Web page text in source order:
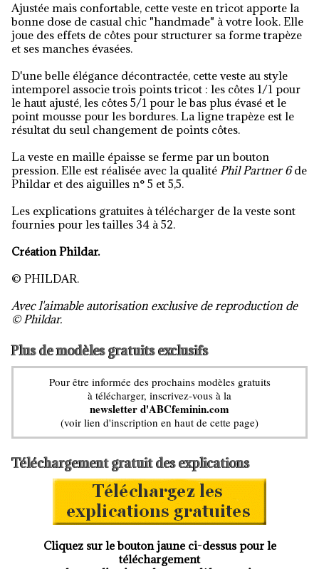
Ajustée mais confortable, cette veste en tricot apporte la
bonne dose de casual chic "handmade" à votre look. Elle
joue des effets de côtes pour structurer sa forme trapèze
et ses manches évasées.
D'une belle élégance décontractée, cette veste au style
intemporel associe trois points tricot : les côtes 1/1 pour
le haut ajusté, les côtes 5/1 pour le bas plus évasé et le
point mousse pour les bordures. La ligne trapèze est le
résultat du seul changement de points côtes.
La veste en maille épaisse se ferme par un bouton
pression. Elle est réalisée avec la qualité Phil Partner 6de
Phildar et des aiguilles n° 5 et 5,5.
Les explications gratuites à télécharger de la veste sont
fournies pour les tailles 34 à 52.
Création Phildar.
© PHILDAR.
Avec l'aimable autorisation exclusive de reproduction de
© Phildar.
Plus de modèles gratuits exclusifs
Pour être informée des prochains modèles gratuits
à télécharger, inscrivez-vous à la
newsletter d'ABCfeminin.com
(voir lien d'inscription en haut de cette page)
Téléchargement gratuit des explications
Cliquez sur le bouton jaune ci-dessus pour le
téléchargement